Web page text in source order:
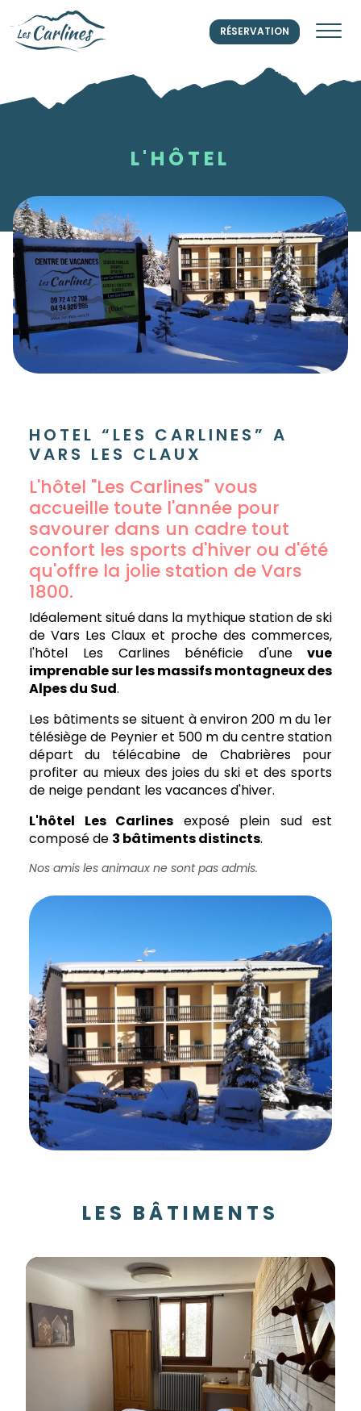
RÉSERVATION
L'HÔTEL
HOTEL “LES CARLINES” A
VARS LES CLAUX
L'hôtel "Les Carlines" vous
accueille toute l'année pour
savourer dans un cadre tout
confort les sports d'hiver ou d'été
qu'offre la jolie station de Vars
1800.
Idéalement situédans la mythique station de ski
de Vars Les Claux et proche des commerces,
l'hôtel Les Carlines bénéficie d'une vue
imprenable sur les massifs montagneux des
Alpes du Sud.
Les bâtiments se situent à environ 200 m du 1er
télésiège de Peynier et 500 m du centre station
départ du télécabine de Chabrières pour
profiter au mieux des joies du ski et des sports
de neige pendant les vacances d'hiver.
L'hôtel Les Carlines exposé plein sud est
composé de 3 bâtiments distincts.
Nos amis les animaux ne sont pas admis.
LES BÂTIMENTS